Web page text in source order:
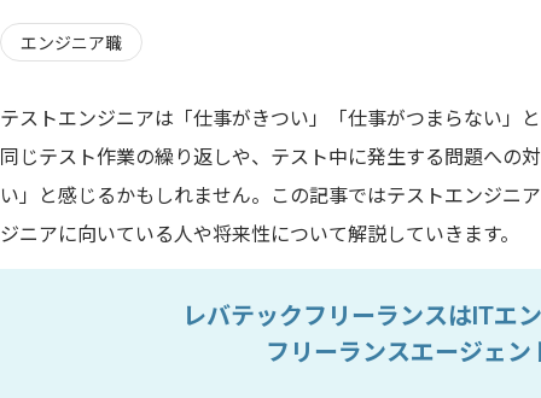
エンジニア職
テストエンジニアは「仕事がきつい」「仕事がつまらない」
同じテスト作業の繰り返しや、テスト中に発生する問題への
い」と感じるかもしれません。この記事ではテストエンジニ
ジニアに向いている人や将来性について解説していきます。
レバテックフリーランスはITエ
フリーランスエージェン